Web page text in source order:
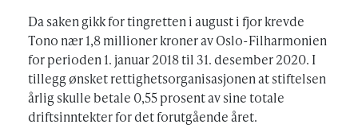
Da saken gikk for tingretten i august i fjor krevde
Tono nær 1,8 millioner kroner av Oslo-Filharmonien
for perioden 1. januar 2018 til 31. desember 2020. I
tillegg ønsket rettighetsorganisasjonen at stiftelsen
årlig skulle betale 0,55 prosent av sine totale
driftsinntekter for det forutgående året.